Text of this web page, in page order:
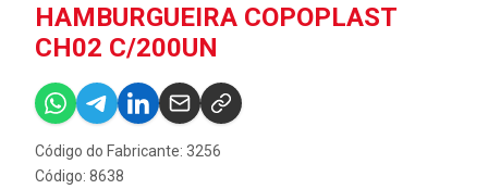
HAMBURGUEIRA COPOPLAST
CH02 C/200UN
Código do Fabricante: 3256
Código: 8638